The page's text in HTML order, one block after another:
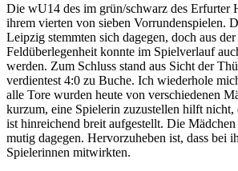
Die wU14 des im grün/schwarz des Erfurter
ihrem vierten von sieben Vorrundenspielen.
Leipzig stemmten sich dagegen, doch aus
Feldüberlegenheit konnte im Spielverlauf
werden. Zum Schluss stand aus Sicht der
verdientest 4:0 zu Buche. Ich wiederhole
alle Tore wurden heute von verschiedenen
kurzum, eine Spielerin zuzustellen hilft nicht,
ist hinreichend breit aufgestellt. Die
mutig dagegen. Hervorzuheben ist, dass bei
Spielerinnen mitwirkten.